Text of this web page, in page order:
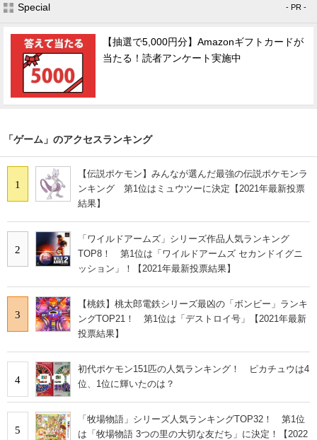
Special - PR -
【抽選で5,000円分】Amazonギフトカードが
当たる！読者アンケート実施中
「ゲーム」のアクセスランキング
1
【伝説ポケモン】みんなが選んだ最強の伝説ポケモンラ
ンキング 第1位はミュウツーに決定【2021年最新投票
結果】
2
「ワイルドアームズ」シリーズ作品人気ランキング
TOP8！ 第1位は「ワイルドアームズ セカンドイグニ
ッション」！【2021年最新投票結果】
3
【桃鉄】桃太郎電鉄シリーズ最凶の「ボンビー」ランキ
ングTOP21！ 第1位は「デストロイ号」【2021年最新
投票結果】
4
初代ポケモン151匹の人気ランキング！ ピカチュウは4
位、1位に輝いたのは？
5
「牧場物語」シリーズ人気ランキングTOP32！ 第1位
は「牧場物語 3つの里の大切な友だち」に決定！【2022